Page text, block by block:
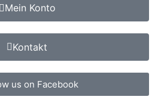
Mein Konto
Kontakt
us on Facebook